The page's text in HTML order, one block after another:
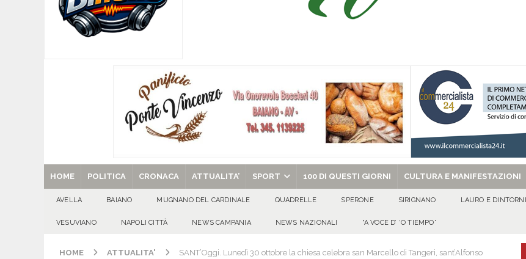
[ 09/08/2026 ] Festa della Mozzarella di Bufala a Cancello ed Arnone: filiera bufalina solida ed in crescita continua
CASERTANA
[ 09/08/2026 ] Avella, cucciolo smarrito in via Carlo III: l’appello della famiglia per ritrovarlo AVELLA
[ 29/08/2025 ] SANT’Oggi. Venerdì 29 agosto la chiesa celebra il Martirio di san Giovanni Battista e santa Sabina EVIDENZA
HOME POLITICA CRONACA ATTUALITA’ SPORT 100 DI QUESTI GIORNI CULTURA E MANIFESTAZIONI
AVELLA BAIANO MUGNANO DEL CARDINALE QUADRELLE SPERONE SIRIGNANO LAURO E DINTORNI
VESUVIANO NAPOLI CITTÀ NEWS CAMPANIA NEWS NAZIONALI “A VOCE D’ ‘O TIEMPO”
HOME ATTUALITA' SANT’Oggi. Lunedì 30 ottobre la chiesa celebra san Marcello di Tangeri, sant’Alfonso